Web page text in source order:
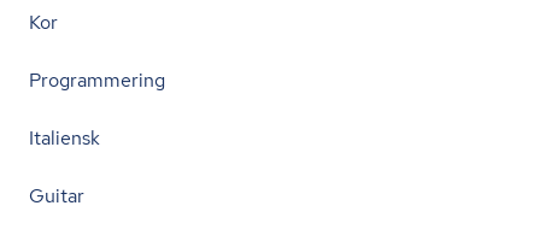
Kor
Programmering
Italiensk
Guitar